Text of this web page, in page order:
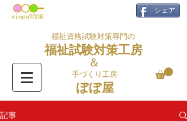
シェア
福祉資格試験対策専門の
福祉試験対策工房
＆
手づくり工房
ぼぼ屋
記事